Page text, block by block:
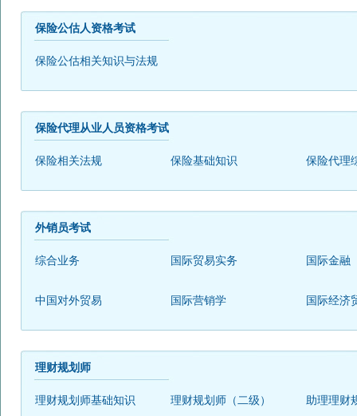
保险公估人资格考试
保险公估相关知识与法规
保险代理从业人员资格考试
保险相关法规 保险基础知识 保险代理
外销员考试
综合业务 国际贸易实务 国际金融
中国对外贸易 国际营销学 国际经济
理财规划师
理财规划师基础知识 理财规划师（二级） 助理理财